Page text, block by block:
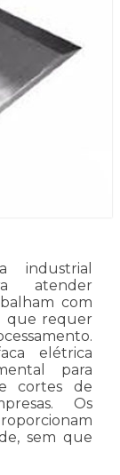
industrial
atender
com
que requer
elétrica
para
cortes de
Os
sem que